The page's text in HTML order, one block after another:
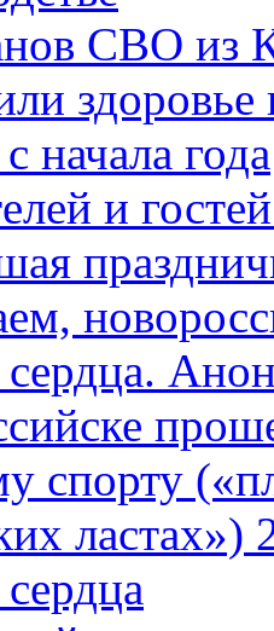
СВО из
начала года
и
спорту